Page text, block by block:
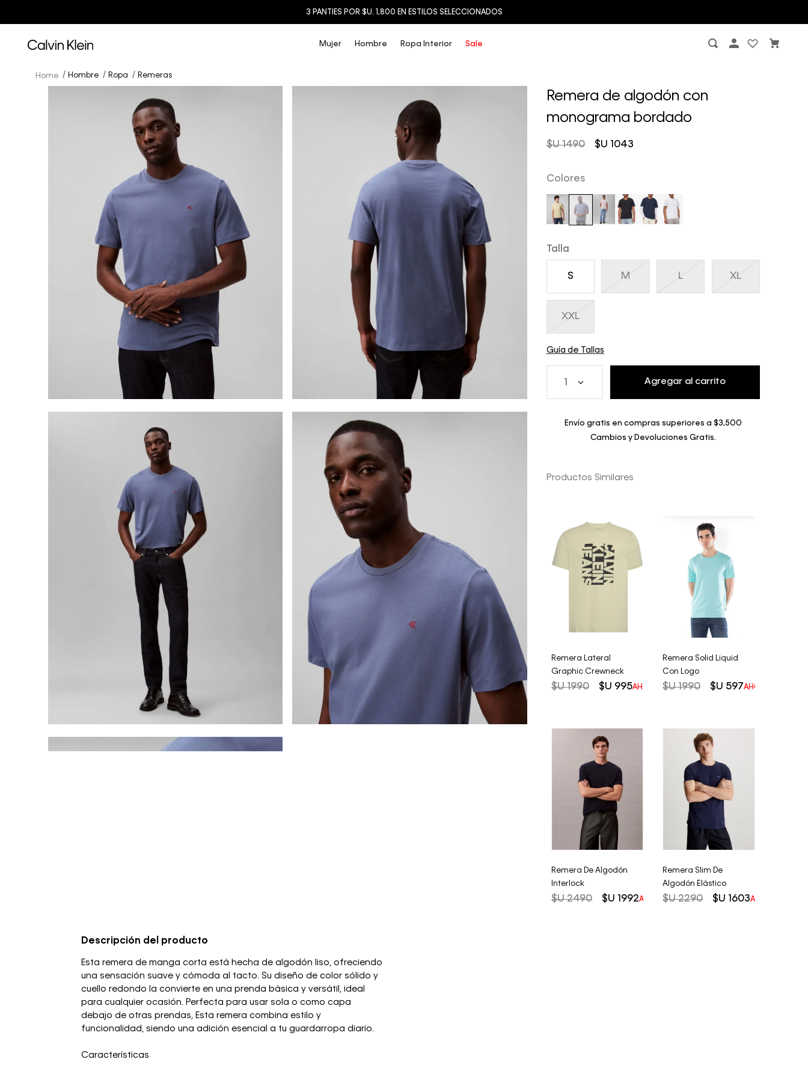
3 PANTIES POR $U. 1,800 EN ESTILOS SELECCIONADOS
Mujer Hombre Ropa Interior Sale
Hombre Ropa Remeras
Remera de algodón con
monograma bordado
$U 1043
$U 1490
Colores
Talla
S M L XL
XXL
Guía de Tallas
Agregar al carrito
Envío gratis en compras superiores a $3,500
Cambios y Devoluciones Gratis.
Productos Similares
Remera Lateral
Graphic Crewneck
$U 1990 $U 995AHORRO DEL50%
Remera Solid Liquid
Con Logo
$U 1990 $U 597AHORRO DEL
Remera De Algodón
Interlock
$U 2490 $U 1992AHORRO DEL20%
Remera Slim De
Algodón Elástico
$U 2290 $U 1603AHORRO DEL
Descripción del producto
Esta remera de manga corta está hecha de algodón liso, ofreciendo
una sensación suave y cómoda al tacto. Su diseño de color sólido y
cuello redondo la convierte en una prenda básica y versátil, ideal
para cualquier ocasión. Perfecta para usar sola o como capa
debajo de otras prendas, Esta remera combina estilo y
funcionalidad, siendo una adición esencial a tu guardarropa diario.
Características